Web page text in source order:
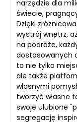
narzędzie dla
świecie,
Dzięki
wystrój wnętrz,
na podróże,
dostosowanych
to nie tylko
ale także
własnymi
tworzyć własne
swoje ulubione
segregację